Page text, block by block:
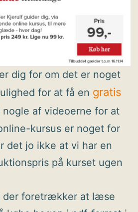
dig for om det er noget
for at få en gratis
nogle af videoerne for at
kursus er noget for
det jo ikke at vi har en
på kurset ugen
der foretrækker at læse